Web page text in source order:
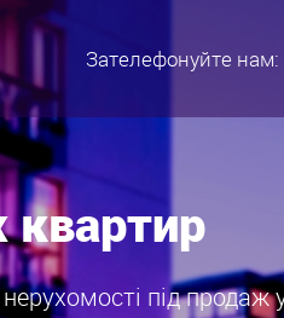
Зателефонуйте нам:
та квартир в